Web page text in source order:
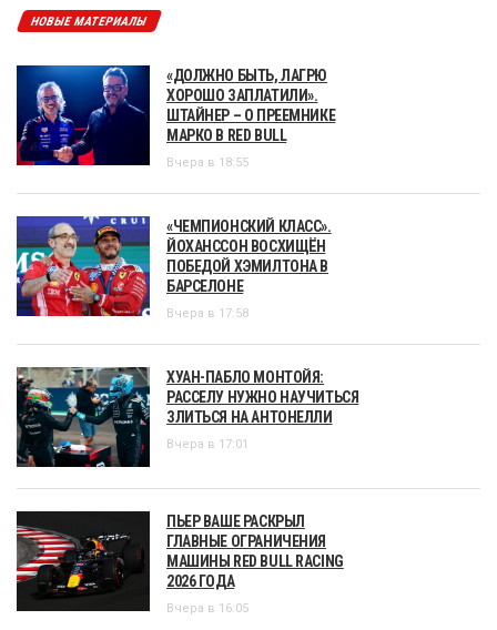
НОВЫЕ МАТЕРИАЛЫ
«ДОЛЖНО БЫТЬ, ЛАГРЮ
ХОРОШО ЗАПЛАТИЛИ».
ШТАЙНЕР – О ПРЕЕМНИКЕ
МАРКО В RED BULL
Вчера в 18:55
«ЧЕМПИОНСКИЙ КЛАСС».
ЙОХАНССОН ВОСХИЩЁН
ПОБЕДОЙ ХЭМИЛТОНА В
БАРСЕЛОНЕ
Вчера в 17:58
ХУАН-ПАБЛО МОНТОЙЯ:
РАССЕЛУ НУЖНО НАУЧИТЬСЯ
ЗЛИТЬСЯ НА АНТОНЕЛЛИ
Вчера в 17:01
ПЬЕР ВАШЕ РАСКРЫЛ
ГЛАВНЫЕ ОГРАНИЧЕНИЯ
МАШИНЫ RED BULL RACING
2026 ГОДА
Вчера в 16:05